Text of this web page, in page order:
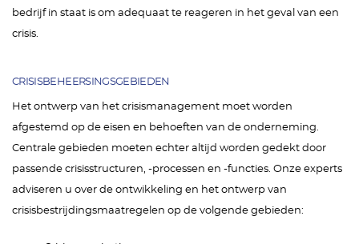
bedrijf in staat is om adequaat te reageren in het geval van een
crisis.
CRISISBEHEERSINGSGEBIEDEN
Het ontwerp van het crisismanagement moet worden
afgestemd op de eisen en behoeften van de onderneming.
Centrale gebieden moeten echter altijd worden gedekt door
passende crisisstructuren, -processen en -functies. Onze experts
adviseren u over de ontwikkeling en het ontwerp van
crisisbestrijdingsmaatregelen op de volgende gebieden: